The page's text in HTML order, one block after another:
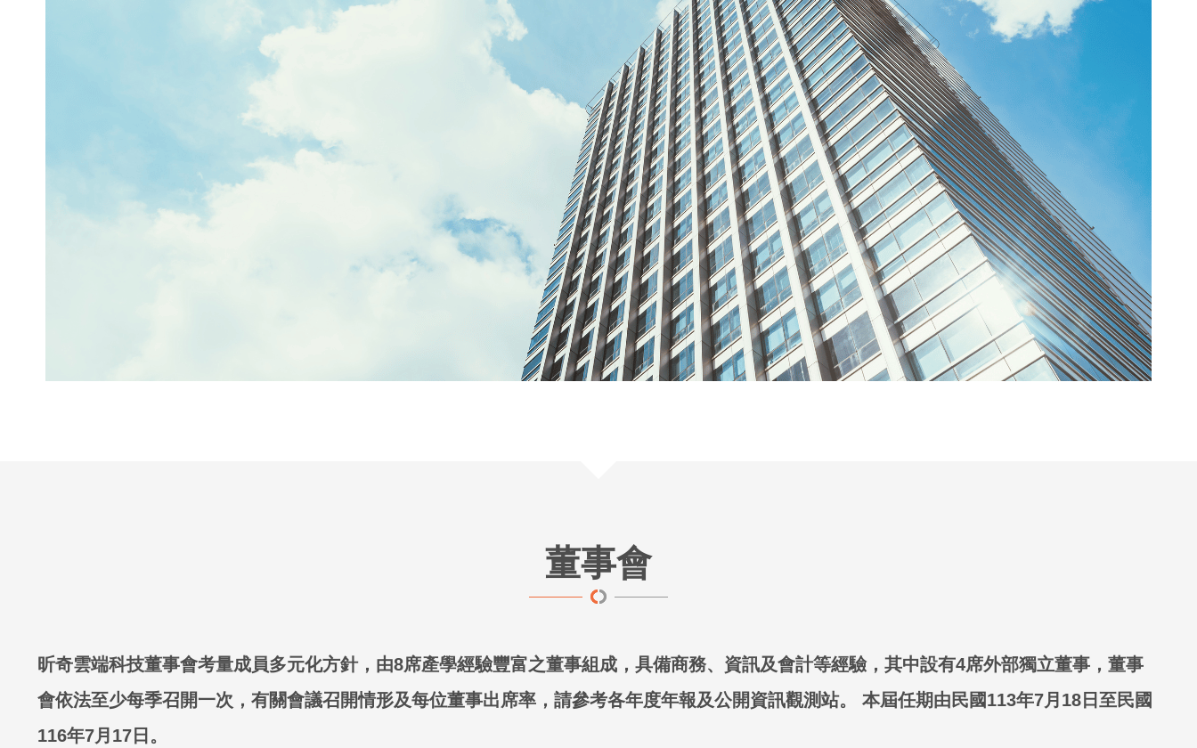
董事會
昕奇雲端科技董事會考量成員多元化方針，由8席產學經驗豐富之董事組成，具備商務、資訊及會計等經驗，其中設有4席外部獨立董事，董事
會依法至少每季召開一次，有關會議召開情形及每位董事出席率，請參考各年度年報及公開資訊觀測站。 本屆任期由民國113年7月18日至民國
116年7月17日。